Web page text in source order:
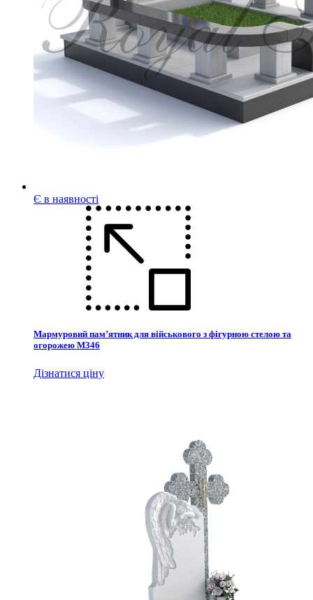
Є в наявності
Мармуровий пам’ятник для військового з фігурною стелою та
огорожею М346
Дізнатися ціну